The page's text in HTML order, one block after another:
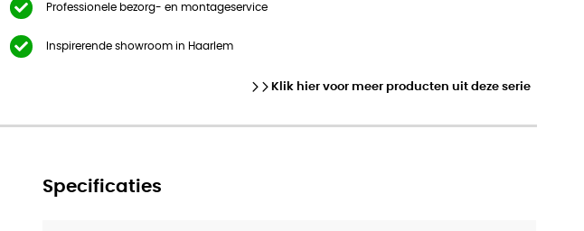
Professionele bezorg- en montageservice
Inspirerende showroom in Haarlem
Klik hier voor meer producten uit deze serie
Specificaties